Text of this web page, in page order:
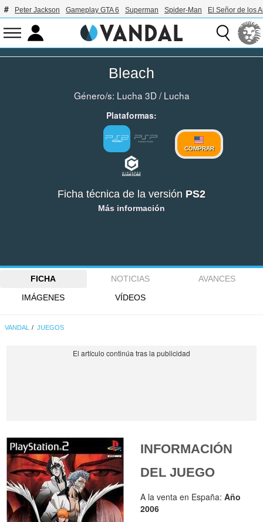
Peter Jackson Gameplay GTA 6 Superman Spider-Man El Señor de los
Bleach
Género/s: Lucha 3D/Lucha
Plataformas:
COMPRAR
Ficha técnica de la versión PS2
Más información
FICHA NOTICIAS
AVANCES
IMÁGENES
VÍDEOS
VANDAL JUEGOS
INFORMACIÓN
DEL JUEGO
A la venta en España:Año
2006